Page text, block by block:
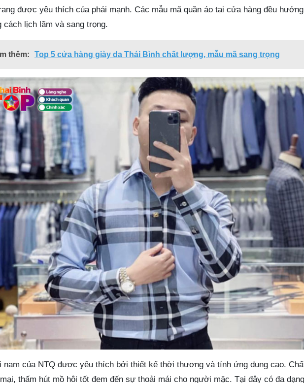
được yêu thích của phái mạnh. Các mẫu mã quần áo tại cửa hàng đều
cách lịch lãm và sang trọng.
thêm: Top 5 cửa hàng giày da Thái Bình chất lượng, mẫu mã sang trọng
nam của NTQ được yêu thích bởi thiết kế thời thượng và tính ứng dụng cao.
thấm hút mồ hôi tốt đem đến sự thoải mái cho người mặc. Tại đây có đa